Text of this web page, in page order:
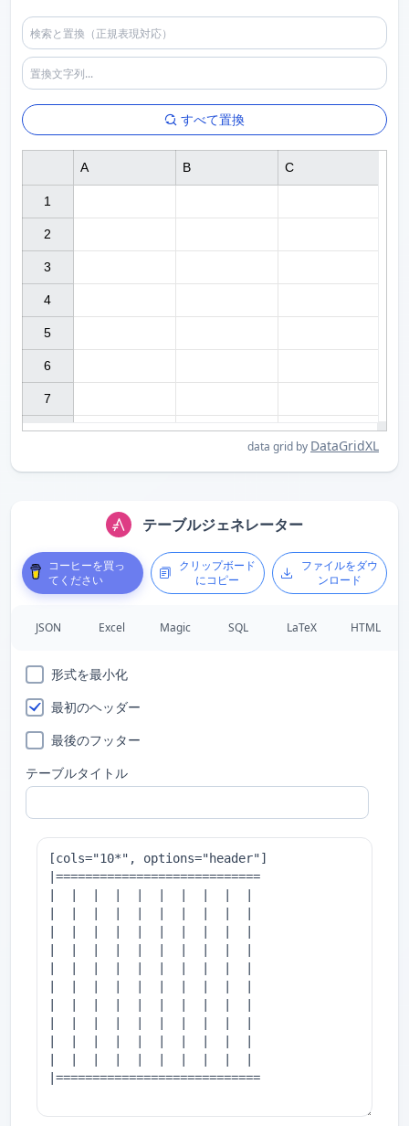
すべて置換
1
2
3
4
5
6
7
A B C
data grid by DataGridXL
テーブルジェネレーター
コーヒーを買っ
てください
クリップボード
にコピー
ファイルをダウ
ンロード
JSON Excel Magic SQL LaTeX HTML
形式を最小化
最初のヘッダー
最後のフッター
テーブルタイトル